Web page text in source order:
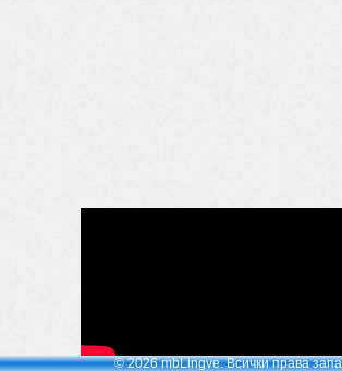
© 2026 mbLingve. Всички права